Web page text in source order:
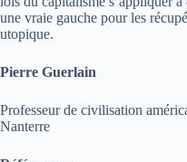
une vraie gauche pour les
utopique.
Pierre Guerlain
Professeur de civilisation
Nanterre